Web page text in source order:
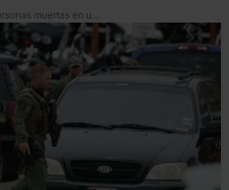
Reportan nueve personas muertas en un tiroteo entre motociclistas en Texas